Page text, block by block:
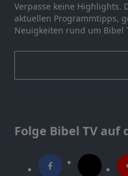
Verpasse keine Highlights.
aktuellen Programmtipps,
Neuigkeiten rund um Bibel
Folge Bibel TV auf